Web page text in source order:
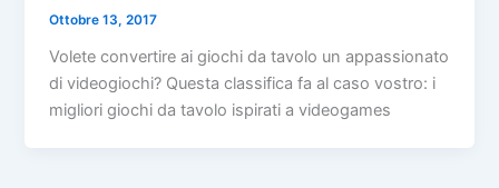
Ottobre 13, 2017
Volete convertire ai giochi da tavolo un appassionato
di videogiochi? Questa classifica fa al caso vostro: i
migliori giochi da tavolo ispirati a videogames